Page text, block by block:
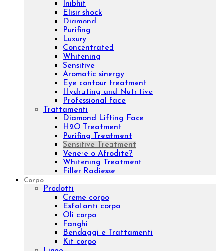
Prodotti
Creme viso
Contorno occhi
Sieri viso
Lozioni viso
Detergenti viso
Maschere
Esfolianti viso
Oli essenziali
Concentrati viso
Kit viso
Linee
Inibhit
Elisir shock
Diamond
Purifing